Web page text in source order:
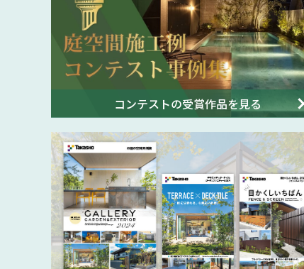
コンテストの受賞作品を見る